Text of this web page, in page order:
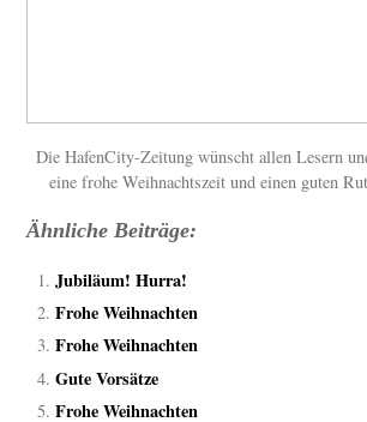
Die HafenCity-Zeitung wünscht allen Lesern
eine frohe Weihnachtszeit und einen guten
Ähnliche Beiträge:
Jubiläum! Hurra!
Frohe Weihnachten
Frohe Weihnachten
Gute Vorsätze
Frohe Weihnachten